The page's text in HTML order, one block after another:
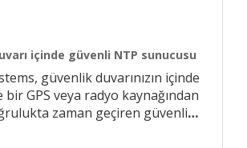
içinde güvenli NTP sunucusu
güvenlik duvarınızın içinde
GPS veya radyo kaynağından
zaman geçiren güvenli…